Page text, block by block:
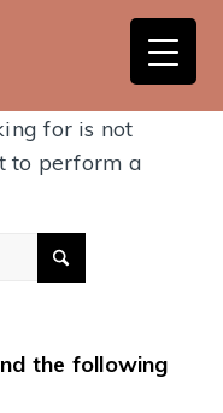
for is not
to perform a
the following